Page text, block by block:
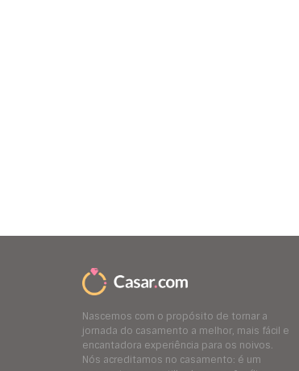
Nascemos com o propósito de tornar a
jornada do casamento a melhor, mais fácil e
encantadora experiência para os noivos.
Nós acreditamos no casamento: é um